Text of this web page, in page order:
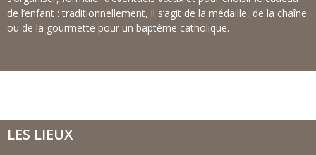
de l’enfant : traditionnellement, il s’agit de la médaille, de la chaîne
ou de la gourmette pour un baptême catholique.
LES LIEUX